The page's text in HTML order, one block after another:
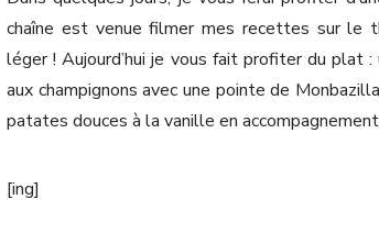
chaîne est venue filmer mes recettes sur le
léger ! Aujourd’hui je vous fait profiter du plat
aux champignons avec une pointe de
patates douces à la vanille en
[ing]